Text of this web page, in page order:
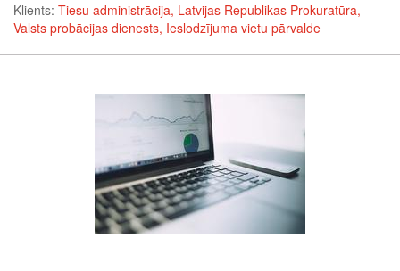
Klients: Tiesu administrācija, Latvijas Republikas Prokuratūra,
Valsts probācijas dienests, Ieslodzījuma vietu pārvalde